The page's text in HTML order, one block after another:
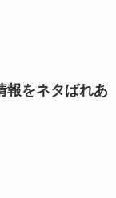
報をネタばれあ